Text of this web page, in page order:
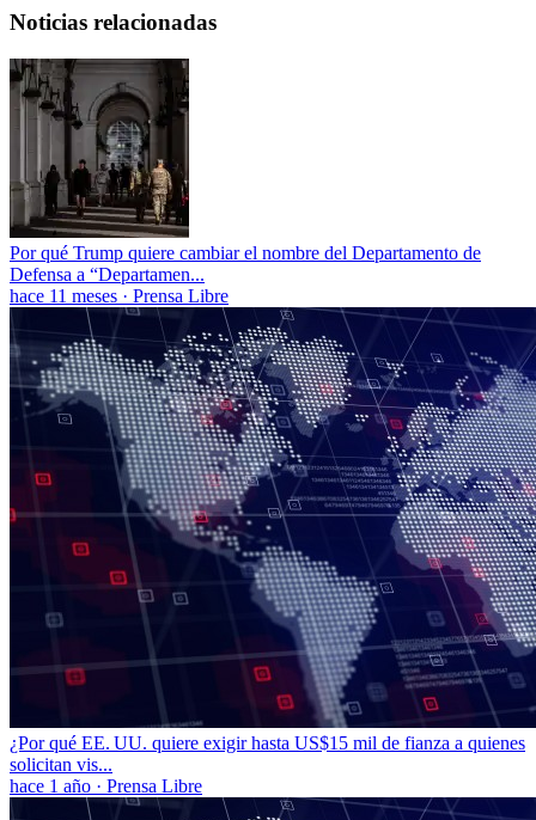
Noticias relacionadas
Por qué Trump quiere cambiar el nombre del Departamento de
Defensa a “Departamen...
hace 11 meses · Prensa Libre
¿Por qué EE. UU. quiere exigir hasta US$15 mil de fianza a quienes
solicitan vis...
hace 1 año · Prensa Libre